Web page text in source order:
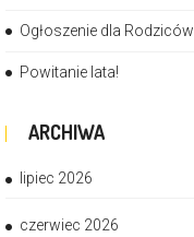
Ogłoszenie dla Rodziców
Powitanie lata!
ARCHIWA
lipiec 2026
czerwiec 2026